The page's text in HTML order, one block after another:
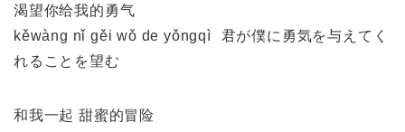
渴望你给我的勇气
kěwàng nǐ gěi wǒ de yǒngqì 君が僕に勇気を与えてく
れることを望む
和我一起 甜蜜的冒险